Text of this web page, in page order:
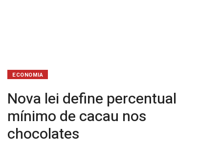
ECONOMIA
Nova lei define percentual
mínimo de cacau nos
chocolates